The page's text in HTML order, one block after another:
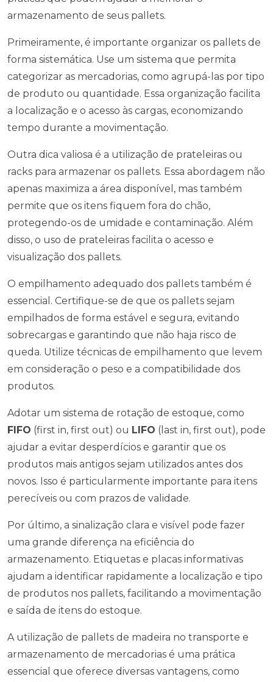
armazenamento de seus pallets.
Primeiramente, é importante organizar os pallets de
forma sistemática. Use um sistema que permita
categorizar as mercadorias, como agrupá-las por tipo
de produto ou quantidade. Essa organização facilita
a localização e o acesso às cargas, economizando
tempo durante a movimentação.
Outra dica valiosa é a utilização de prateleiras ou
racks para armazenar os pallets. Essa abordagem não
apenas maximiza a área disponível, mas também
permite que os itens fiquem fora do chão,
protegendo-os de umidade e contaminação. Além
disso, o uso de prateleiras facilita o acesso e
visualização dos pallets.
O empilhamento adequado dos pallets também é
essencial. Certifique-se de que os pallets sejam
empilhados de forma estável e segura, evitando
sobrecargas e garantindo que não haja risco de
queda. Utilize técnicas de empilhamento que levem
em consideração o peso e a compatibilidade dos
produtos.
Adotar um sistema de rotação de estoque, como
FIFO (first in, first out) ou LIFO (last in, first out), pode
ajudar a evitar desperdícios e garantir que os
produtos mais antigos sejam utilizados antes dos
novos. Isso é particularmente importante para itens
perecíveis ou com prazos de validade.
Por último, a sinalização clara e visível pode fazer
uma grande diferença na eficiência do
armazenamento. Etiquetas e placas informativas
ajudam a identificar rapidamente a localização e tipo
de produtos nos pallets, facilitando a movimentação
e saída de itens do estoque.
A utilização de pallets de madeira no transporte e
armazenamento de mercadorias é uma prática
essencial que oferece diversas vantagens, como